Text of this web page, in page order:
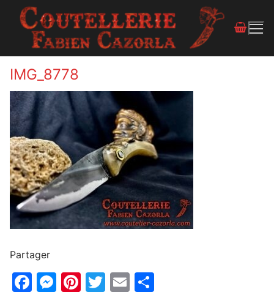
IMG_8778
Partager
Facebook
Messenger
Pinterest
Twitter
Email